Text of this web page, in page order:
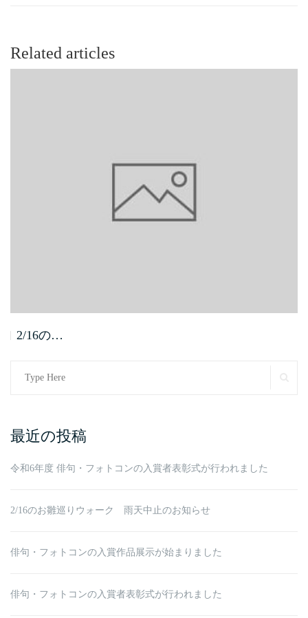
Related articles
2/16の…
Search
最近の投稿
令和6年度 俳句・フォトコンの入賞者表彰式が行われました
2/16のお雛巡りウォーク 雨天中止のお知らせ
俳句・フォトコンの入賞作品展示が始まりました
俳句・フォトコンの入賞者表彰式が行われました